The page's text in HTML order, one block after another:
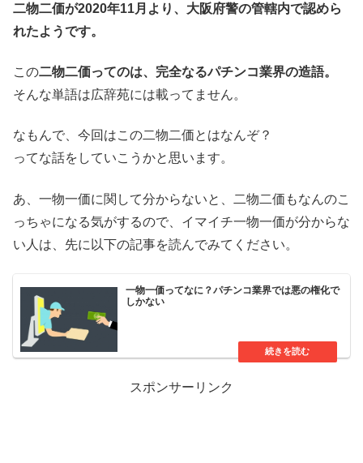
二物二価が2020年11月より、大阪府警の管轄内で認めら
れたようです。
この二物二価ってのは、完全なるパチンコ業界の造語。
そんな単語は広辞苑には載ってません。
なもんで、今回はこの二物二価とはなんぞ？
ってな話をしていこうかと思います。
あ、一物一価に関して分からないと、二物二価もなんのこ
っちゃになる気がするので、イマイチ一物一価が分からな
い人は、先に以下の記事を読んでみてください。
一物一価ってなに？パチンコ業界では悪の権化で
しかない
スポンサーリンク